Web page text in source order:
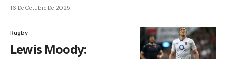
16 De Octubre De 2025
Rugby
Lewis Moody: